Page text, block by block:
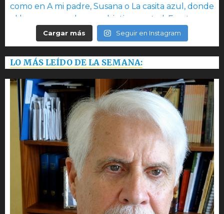
Cargar más Seguir en Instagram
LO MÁS LEÍDO DE LA SEMANA: